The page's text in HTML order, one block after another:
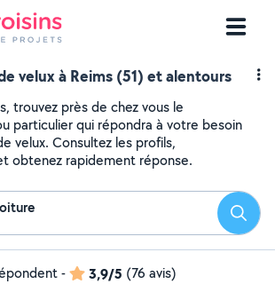
velux à Reims (51) et alentours
trouvez près de chez vous le
particulier qui répondra à votre besoin
velux. Consultez les profils,
obtenez rapidement réponse.
- 3,9/5 (76 avis)